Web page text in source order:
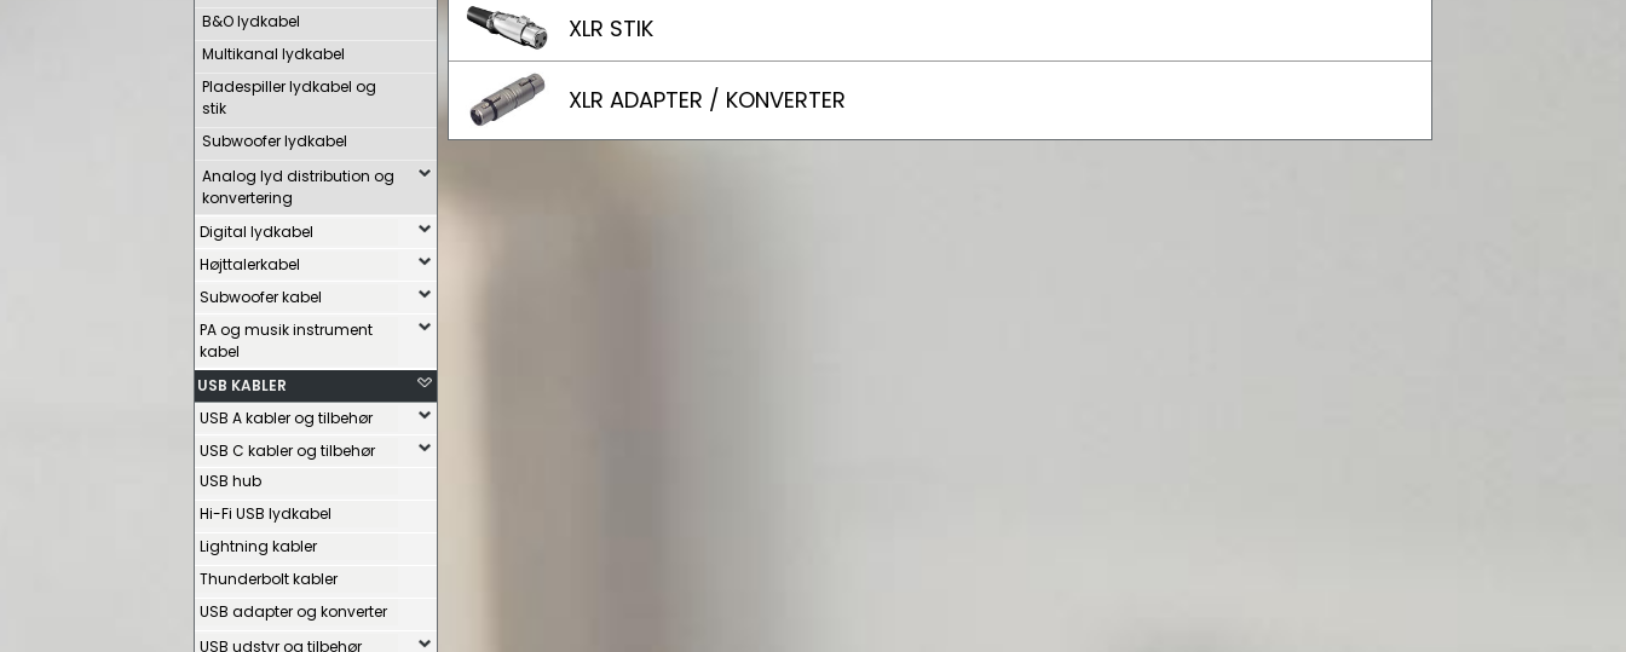
B&O lydkabel
Multikanal lydkabel
Pladespiller lydkabel og
stik
Subwoofer lydkabel
Analog lyd distribution og
konvertering
Digital lydkabel
Højttalerkabel
Subwoofer kabel
PA og musik instrument
kabel
USB KABLER
USB A kabler og tilbehør
USB C kabler og tilbehør
USB hub
Hi-Fi USB lydkabel
Lightning kabler
Thunderbolt kabler
USB adapter og konverter
USB udstyr og tilbehør
XLR STIK
XLR ADAPTER / KONVERTER